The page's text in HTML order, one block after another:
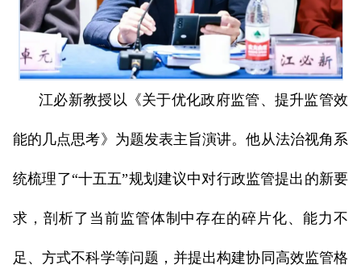
江必新教授以《关于优化政府监管、提升监管效
能的几点思考》为题发表主旨演讲。他从法治视角系
统梳理了“十五五”规划建议中对行政监管提出的新要
求，剖析了当前监管体制中存在的碎片化、能力不
足、方式不科学等问题，并提出构建协同高效监管格